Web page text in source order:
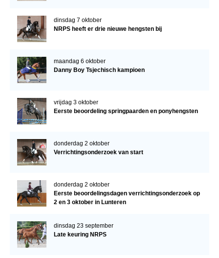
dinsdag 7 oktober
NRPS heeft er drie nieuwe hengsten bij
maandag 6 oktober
Danny Boy Tsjechisch kampioen
vrijdag 3 oktober
Eerste beoordeling springpaarden en ponyhengsten
donderdag 2 oktober
Verrichtingsonderzoek van start
donderdag 2 oktober
Eerste beoordelingsdagen verrichtingsonderzoek op
2 en 3 oktober in Lunteren
dinsdag 23 september
Late keuring NRPS